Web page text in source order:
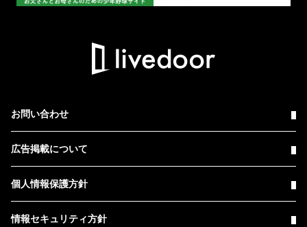
お問い合わせ
広告掲載について
個人情報保護方針
情報セキュリティ方針